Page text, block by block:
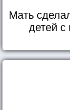
Мать
детей